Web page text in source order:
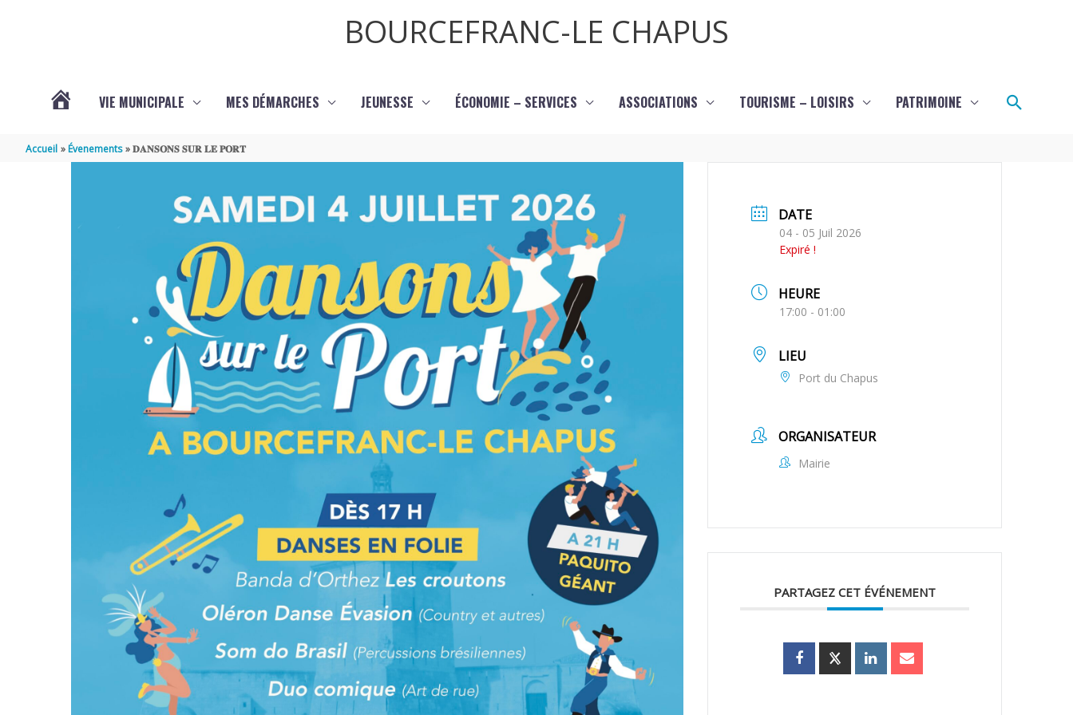
BOURCEFRANC-LE CHAPUS
VIE MUNICIPALE MES DÉMARCHES JEUNESSE ÉCONOMIE – SERVICES ASSOCIATIONS TOURISME – LOISIRS PATRIMOINE
Accueil Évenements 𝐃𝐀𝐍𝐒𝐎𝐍𝐒 𝐒𝐔𝐑 𝐋𝐄 𝐏𝐎𝐑𝐓
DATE
04 - 05 Juil 2026
Expiré !
HEURE
17:00 - 01:00
LIEU
Port du Chapus
ORGANISATEUR
Mairie
PARTAGEZ CET ÉVÉNEMENT